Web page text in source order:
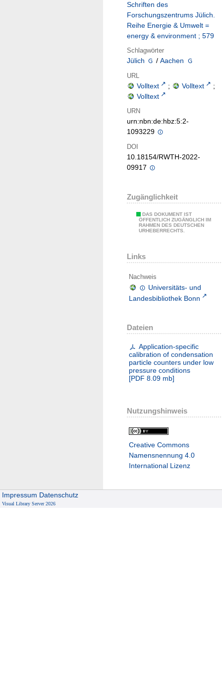
Schriften des
Forschungszentrums Jülich.
Reihe Energie & Umwelt =
energy & environment ; 579
Schlagwörter
Jülich / Aachen
URL
Volltext ; Volltext
;
Volltext
URN
urn:nbn:de:hbz:5:2-
1093229
DOI
10.18154/RWTH-2022-
09917
Zugänglichkeit
DAS DOKUMENT IST
ÖFFENTLICH ZUGÄNGLICH IM
RAHMEN DES DEUTSCHEN
URHEBERRECHTS.
Links
Nachweis
Universitäts- und
Landesbibliothek Bonn
Dateien
Application-specific
calibration of condensation
particle counters under low
pressure conditions
[PDF 8.09 mb]
Nutzungshinweis
Creative Commons
Namensnennung 4.0
International Lizenz
Impressum Datenschutz
Visual Library Server 2026